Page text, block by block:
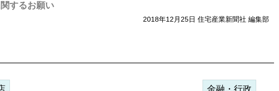
するお願い
2018年12月25日 住宅産業新聞社 編集部
金融・行政